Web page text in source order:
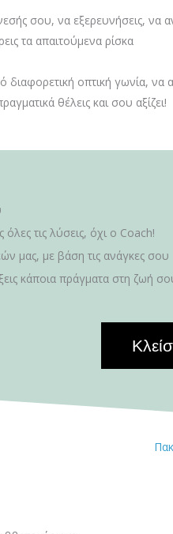
σου, να εξερευνήσεις, να
τα απαιτούμενα ρίσκα
οπτική γωνία, να
θέλεις και σου αξίζει!
όλες τις λύσεις, όχι ο Coach!
μας, με βάση τις ανάγκες σου
κάποια πράγματα στη ζωή